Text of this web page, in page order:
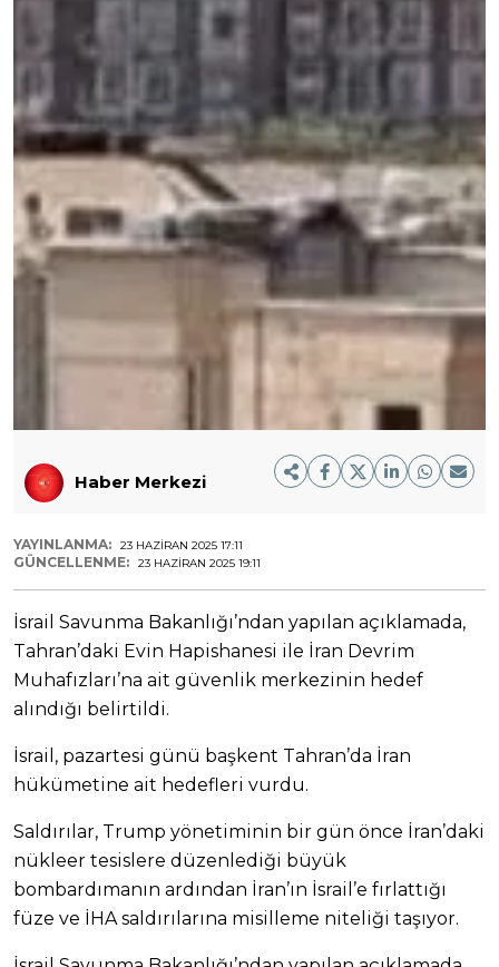
Haber Merkezi
YAYINLANMA: 23 HAZIRAN 2025 17:11
GÜNCELLENME: 23 HAZIRAN 2025 19:11
İsrail Savunma Bakanlığı’ndan yapılan açıklamada,
Tahran’daki Evin Hapishanesi ile İran Devrim
Muhafızları’na ait güvenlik merkezinin hedef
alındığı belirtildi.
İsrail, pazartesi günü başkent Tahran’da İran
hükümetine ait hedefleri vurdu.
Saldırılar, Trump yönetiminin bir gün önce İran’daki
nükleer tesislere düzenlediği büyük
bombardımanın ardından İran’ın İsrail’e fırlattığı
füze ve İHA saldırılarına misilleme niteliği taşıyor.